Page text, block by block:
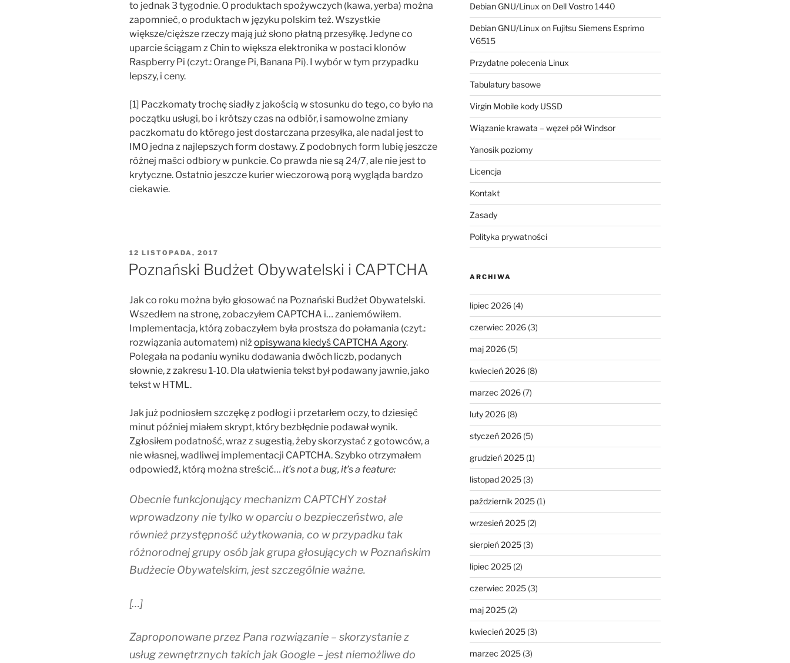
to jednak 3 tygodnie. O produktach spożywczych (kawa, yerba) można
zapomnieć, o produktach w języku polskim też. Wszystkie
większe/cięższe rzeczy mają już słono płatną przesyłkę. Jedyne co
uparcie ściągam z Chin to większa elektronika w postaci klonów
Raspberry Pi (czyt.: Orange Pi, Banana Pi). I wybór w tym przypadku
lepszy, i ceny.
[1] Paczkomaty trochę siadły z jakością w stosunku do tego, co było na
początku usługi, bo i krótszy czas na odbiór, i samowolne zmiany
paczkomatu do którego jest dostarczana przesyłka, ale nadal jest to
IMO jedna z najlepszych form dostawy. Z podobnych form lubię jeszcze
różnej maści odbiory w punkcie. Co prawda nie są 24/7, ale nie jest to
krytyczne. Ostatnio jeszcze kurier wieczorową porą wygląda bardzo
ciekawie.
OPUBLIKOWANE
W
12 LISTOPADA, 2017
Poznański Budżet Obywatelski i CAPTCHA
Jak co roku można było głosować na Poznański Budżet Obywatelski.
Wszedłem na stronę, zobaczyłem CAPTCHA i… zaniemówiłem.
Implementacja, którą zobaczyłem była prostsza do połamania (czyt.:
rozwiązania automatem) niżopisywana kiedyś CAPTCHA Agory.
Polegała na podaniu wyniku dodawania dwóch liczb, podanych
słownie, z zakresu 1-10. Dla ułatwienia tekst był podawany jawnie, jako
tekst w HTML.
Jak już podniosłem szczękę z podłogi i przetarłem oczy, to dziesięć
minut później miałem skrypt, który bezbłędnie podawał wynik.
Zgłosiłem podatność, wraz z sugestią, żeby skorzystać z gotowców, a
nie własnej, wadliwej implementacji CAPTCHA. Szybko otrzymałem
odpowiedź, którą można streścić… it’s not a bug, it’s a feature:
Obecnie funkcjonujący mechanizm CAPTCHY został
wprowadzony nie tylko w oparciu o bezpieczeństwo, ale
również przystępność użytkowania, co w przypadku tak
różnorodnej grupy osób jak grupa głosujących w Poznańskim
Budżecie Obywatelskim, jest szczególnie ważne.
[…]
Zaproponowane przez Pana rozwiązanie – skorzystanie z
usług zewnętrznych takich jak Google – jest niemożliwe do
Debian GNU/Linux on Dell Vostro 1440
Debian GNU/Linux on Fujitsu Siemens Esprimo
V6515
Przydatne polecenia Linux
Tabulatury basowe
Virgin Mobile kody USSD
Wiązanie krawata – węzeł pół Windsor
Yanosik poziomy
Licencja
Kontakt
Zasady
Polityka prywatności
ARCHIWA
lipiec 2026(4)
czerwiec 2026(3)
maj 2026(5)
kwiecień 2026(8)
marzec 2026(7)
luty 2026(8)
styczeń 2026(5)
grudzień 2025(1)
listopad 2025(3)
październik 2025(1)
wrzesień 2025(2)
sierpień 2025(3)
lipiec 2025(2)
czerwiec 2025(3)
maj 2025(2)
kwiecień 2025(3)
marzec 2025(3)